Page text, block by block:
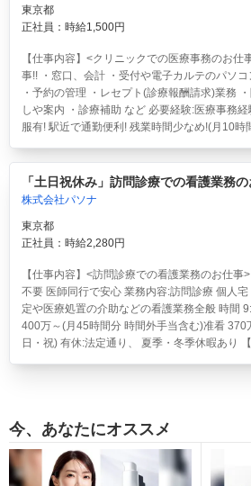
東京都
正社員：時給1,500円
【仕事内容】<クリニックでの医療事務のお仕
事!! ・窓口、会計 ・受付や電子カルテのパソ
・予約の管理 ・レセプト(診療報酬請求)業務
しや案内 ・診療補助 など 必要経験:医療事務
服有! 駅近で通勤便利! 残業時間少なめ!(月10時
「土日祝休み」訪問診療での看護業務
株式会社パソナ
東京都
正社員：時給2,280円
【仕事内容】<訪問診療での看護業務のお仕事
不要 医師同行で安心 業務内容:訪問診療 個人
定や医療処置の介助などの看護業務全般 時間
400万～(月45時間分 時間外手当含む)准看 370
日・祝) 有休:法定通り、 夏季・冬季休暇あり
今、あなたにオススメ